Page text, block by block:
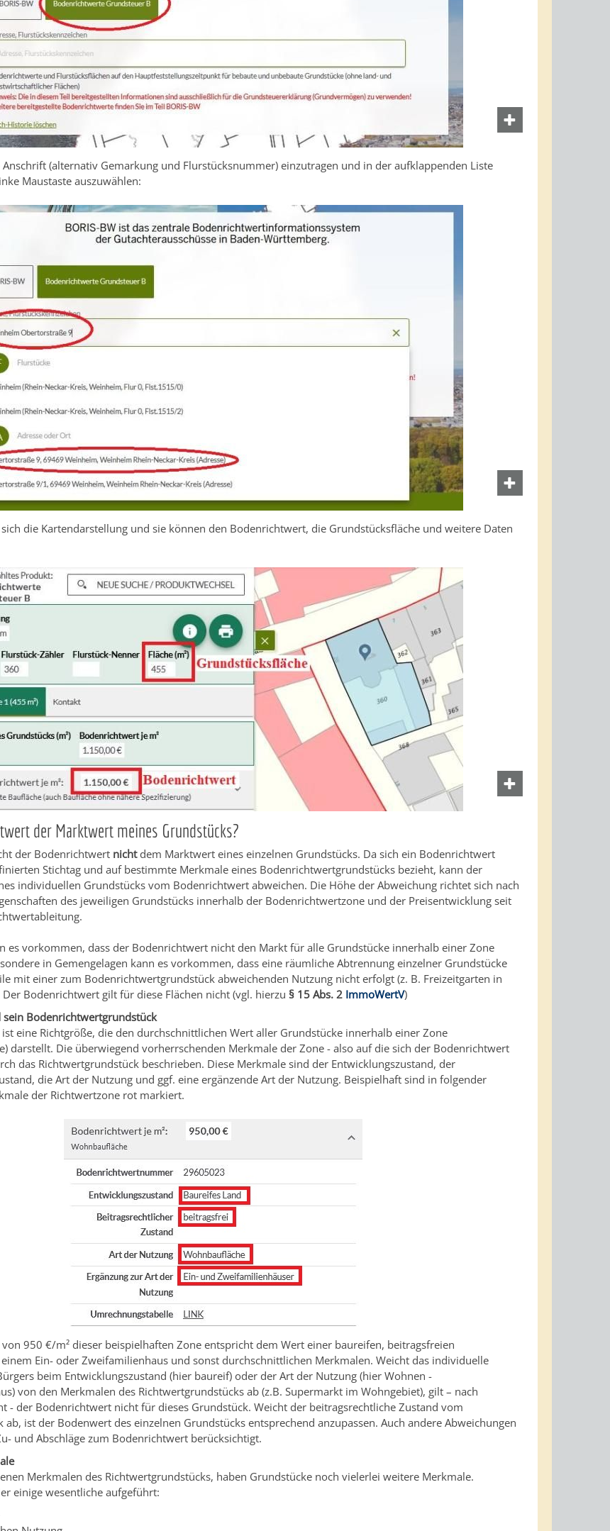
(alternativ Gemarkung und Flurstücksnummer) einzutragen und in der aufklappenden Liste
Maustaste auszuwählen:
die Kartendarstellung und sie können den Bodenrichtwert, die Grundstücksfläche und weitere Daten
der Marktwert meines Grundstücks?
der Bodenrichtwert nichtdem Marktwert eines einzelnen Grundstücks. Da sich ein Bodenrichtwert
Stichtag und auf bestimmte Merkmale eines Bodenrichtwertgrundstücks bezieht, kann der
individuellen Grundstücks vom Bodenrichtwert abweichen. Die Höhe der Abweichung richtet sich nach
des jeweiligen Grundstücks innerhalb der Bodenrichtwertzone und der Preisentwicklung seit
es vorkommen, dass der Bodenrichtwert nicht den Markt für alle Grundstücke innerhalb einer Zone
in Gemengelagen kann es vorkommen, dass eine räumliche Abtrennung einzelner Grundstücke
mit einer zum Bodenrichtwertgrundstück abweichenden Nutzung nicht erfolgt (z. B. Freizeitgarten in
Bodenrichtwert gilt für diese Flächen nicht (vgl. hierzu § 15 Abs. 2 ImmoWertV)
Bodenrichtwertgrundstück
eine Richtgröße, die den durchschnittlichen Wert aller Grundstücke innerhalb einer Zone
darstellt. Die überwiegend vorherrschenden Merkmale der Zone - also auf die sich der Bodenrichtwert
das Richtwertgrundstück beschrieben. Diese Merkmale sind der Entwicklungszustand, der
die Art der Nutzung und ggf. eine ergänzende Art der Nutzung. Beispielhaft sind in folgender
der Richtwertzone rot markiert.
950 €/m² dieser beispielhaften Zone entspricht dem Wert einer baureifen, beitragsfreien
Ein- oder Zweifamilienhaus und sonst durchschnittlichen Merkmalen. Weicht das individuelle
beim Entwicklungszustand (hier baureif) oder der Art der Nutzung (hier Wohnen -
von den Merkmalen des Richtwertgrundstücks ab (z.B. Supermarkt im Wohngebiet), gilt – nach
- der Bodenrichtwert nicht für dieses Grundstück. Weicht der beitragsrechtliche Zustand vom
ab, ist der Bodenwert des einzelnen Grundstücks entsprechend anzupassen. Auch andere Abweichungen
und Abschläge zum Bodenrichtwert berücksichtigt.
Merkmalen des Richtwertgrundstücks, haben Grundstücke noch vielerlei weitere Merkmale.
einige wesentliche aufgeführt: